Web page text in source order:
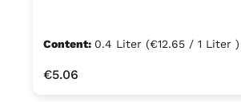
Content: 0.4 Liter (€12.65 / 1 Liter )
Regular price:
€5.06